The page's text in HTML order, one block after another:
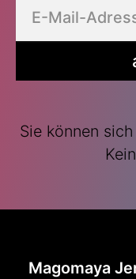
Sie können
Magomaya